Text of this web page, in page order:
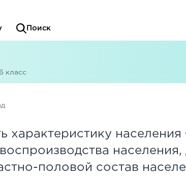
Поиск
6 класс
характеристику
половой состав